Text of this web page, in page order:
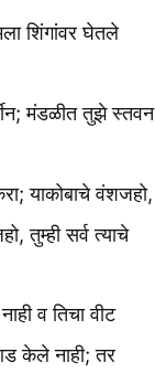
शिंगांवर घेतले
मंडळीत तुझे स्तवन
याकोबाचे वंशजहो,
तुम्ही सर्व त्याचे
व तिचा वीट
केले नाही; तर